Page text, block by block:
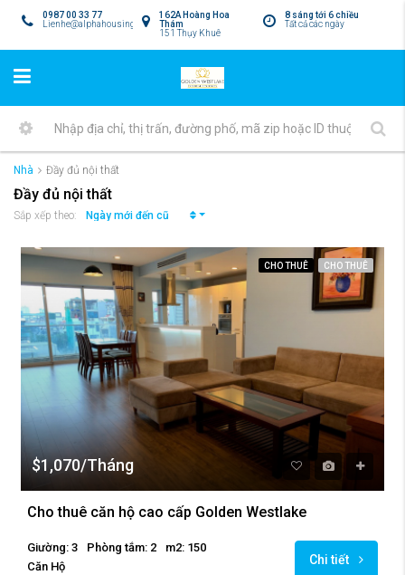
8 sáng tới 6 chiều
Tất cả các ngày
162A Hoàng Hoa
Thám
151 Thụy Khuê
0987 00 33 77
Lienhe@alphahousing.vn
Nhà Đầy đủ nội thất
Đầy đủ nội thất
Sắp xếp theo: Ngày mới đến cũ
CHO THUÊ CHO THUÊ
$1,070/Tháng
Cho thuê căn hộ cao cấp Golden Westlake
Giường: 3 Phòng tắm: 2
m2: 150
Căn Hộ
Chi tiết